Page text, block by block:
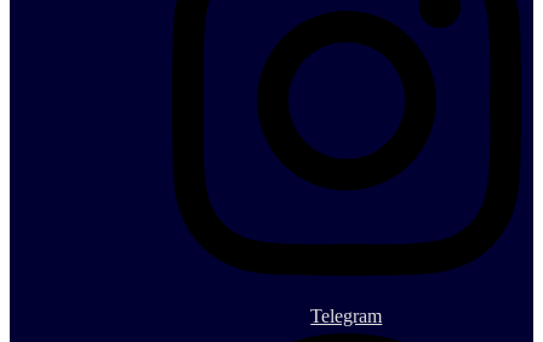
Telegram